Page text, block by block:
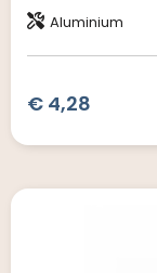
Aluminium
€ 4,28